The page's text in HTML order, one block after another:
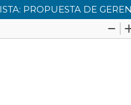
PROPUESTA DE